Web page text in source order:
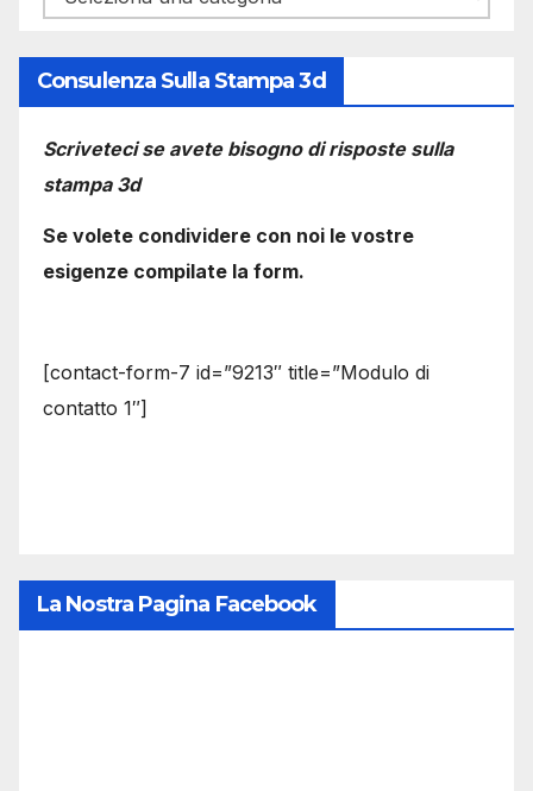
Consulenza Sulla Stampa 3d
Scriveteci se avete bisogno di risposte sulla
stampa 3d
Se volete condividere con noi le vostre
esigenze compilate la form.
[contact-form-7 id=”9213″ title=”Modulo di
contatto 1″]
La Nostra Pagina Facebook